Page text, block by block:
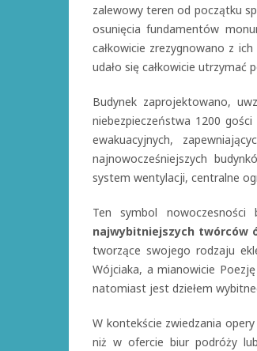
zalewowy teren od początku
osunięcia fundamentów
całkowicie zrezygnowano z
udało się całkowicie utrzymać
Budynek zaprojektowano,
niebezpieczeństwa 1200
ewakuacyjnych,
najnowocześniejszych
system wentylacji, centralne
Ten symbol nowoczesności
najwybitniejszych twórców
tworzące swojego rodzaju
Wójciaka, a mianowicie
natomiast jest dziełem
W kontekście zwiedzania
niż w ofercie biur podróży